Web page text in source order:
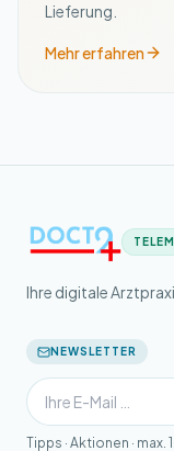
Lieferung.
Mehr erfahren
Ihre digitale
NEWSLETTER
Tipps · Aktionen ·